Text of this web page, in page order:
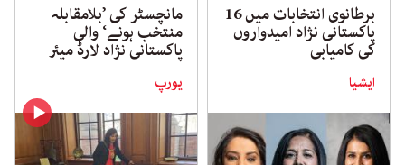
برطانوی انتخابات میں 16
پاکستانی نژاد امیدواروں
کی کامیابی
ایشیا
مانچسٹر کی ’بلامقابلہ
منتخب ہونے‘ والی
پاکستانی نژاد لارڈ میئر
یورپ